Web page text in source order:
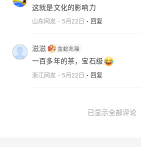
这就是文化的影响力
山东网友 5月22日 回复
滋滋
一百多年的茶，宝石级
浙江网友 5月22日 回复
已显示全部评论